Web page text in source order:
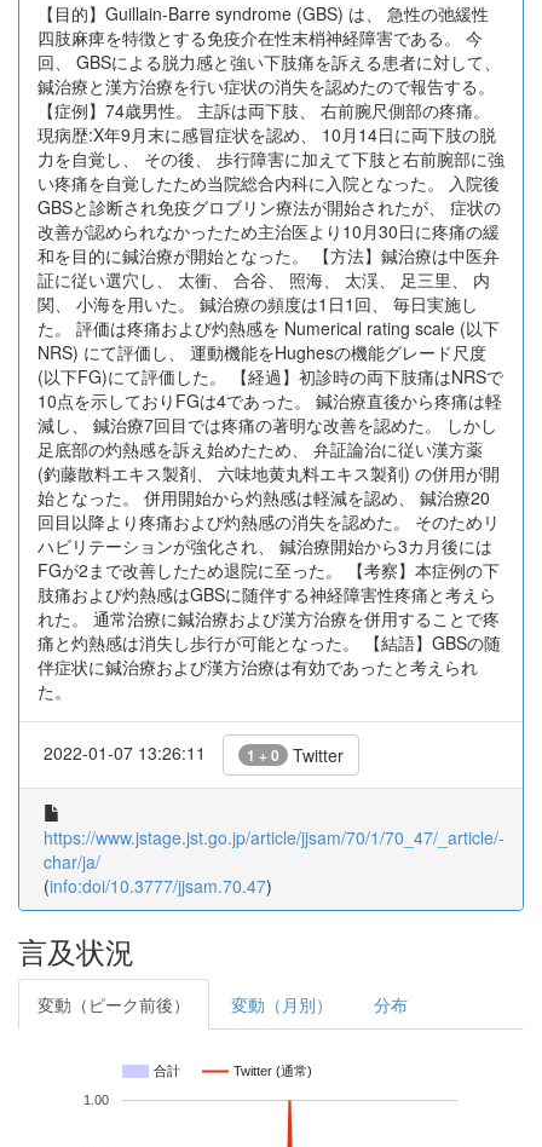
【目的】Guillain-Barre syndrome (GBS) は、 急性の弛緩性
四肢麻痺を特徴とする免疫介在性末梢神経障害である。 今
回、 GBSによる脱力感と強い下肢痛を訴える患者に対して、
鍼治療と漢方治療を行い症状の消失を認めたので報告する。
【症例】74歳男性。 主訴は両下肢、 右前腕尺側部の疼痛。
現病歴:X年9月末に感冒症状を認め、 10月14日に両下肢の脱
力を自覚し、 その後、 歩行障害に加えて下肢と右前腕部に強
い疼痛を自覚したため当院総合内科に入院となった。 入院後
GBSと診断され免疫グロブリン療法が開始されたが、 症状の
改善が認められなかったため主治医より10月30日に疼痛の緩
和を目的に鍼治療が開始となった。 【方法】鍼治療は中医弁
証に従い選穴し、 太衝、 合谷、 照海、 太渓、 足三里、 内
関、 小海を用いた。 鍼治療の頻度は1日1回、 毎日実施し
た。 評価は疼痛および灼熱感を Numerical rating scale (以下
NRS) にて評価し、 運動機能をHughesの機能グレード尺度
(以下FG)にて評価した。 【経過】初診時の両下肢痛はNRSで
10点を示しておりFGは4であった。 鍼治療直後から疼痛は軽
減し、 鍼治療7回目では疼痛の著明な改善を認めた。 しかし
足底部の灼熱感を訴え始めたため、 弁証論治に従い漢方薬
(釣藤散料エキス製剤、 六味地黄丸料エキス製剤) の併用が開
始となった。 併用開始から灼熱感は軽減を認め、 鍼治療20
回目以降より疼痛および灼熱感の消失を認めた。 そのためリ
ハビリテーションが強化され、 鍼治療開始から3カ月後には
FGが2まで改善したため退院に至った。 【考察】本症例の下
肢痛および灼熱感はGBSに随伴する神経障害性疼痛と考えら
れた。 通常治療に鍼治療および漢方治療を併用することで疼
痛と灼熱感は消失し歩行が可能となった。 【結語】GBSの随
伴症状に鍼治療および漢方治療は有効であったと考えられ
た。
2022-01-07 13:26:11 1 + 0 Twitter
https://www.jstage.jst.go.jp/article/jjsam/70/1/70_47/_article/-
char/ja/
(info:doi/10.3777/jjsam.70.47)
言及状況
変動（ピーク前後） 変動（月別） 分布
合計 Twitter (通常)
1.00